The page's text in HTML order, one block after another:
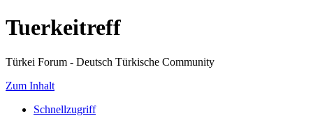
Tuerkeitreff
Türkei Forum - Deutsch Türkische Community
Zum Inhalt
Schnellzugriff